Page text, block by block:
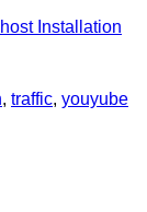
Installation
, traffic, youyube